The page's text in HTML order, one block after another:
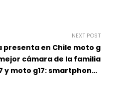
NEXT POST
presenta en Chile moto g
cámara de la familia
y moto g17: smartphones